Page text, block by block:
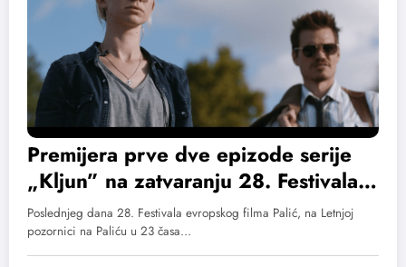
Premijera prve dve epizode serije
„Kljun” na zatvaranju 28. Festivala
evropskog filma Palić
Poslednjeg dana 28. Festivala evropskog filma Palić, na Letnjoj
pozornici na Paliću u 23 časa…